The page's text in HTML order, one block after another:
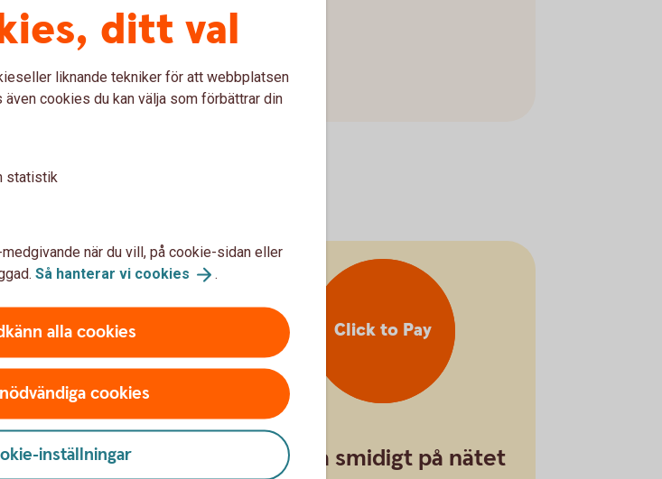
i någon av
Hantera PIN-
kod
kortets PIN-kod
Click to Pay
Shoppa smidigt på nätet
ditt val
liknande tekniker för att webbplatsen
cookies du kan välja som förbättrar din
statistik
när du vill, på cookie-sidan eller
Så hanterar vi cookies .
alla cookies
cookies
inställningar